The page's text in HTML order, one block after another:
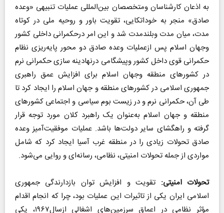
به اذعان کارشناسان ومتخصصان بین‌المللی عملیات تنبیهی «وعده
صادق» منجر به خوداتکایی، تقویت باور و روحیه ملی در کوتاه
مدت، میان مدت وبلندمدت شد و این امر درحکمرانی داخلی کشور
وجهان اسلام پس ازعملیات وعده صادق دو محور پایه‌ریزی نظام
حکمرانی قوی داخل کشور وپیشگامی درنهادینه سازی حکمرانی نرم
در کشورهای منطقه وجهان اسلام برای افزایش عمق راهبری
جمهوری اسلامی در کشورهای منطقه و جهان اسلام را ایجاد کرد تا
طی آن، حکمرانی نرم و در زیست بوم سیاسی و اجتماعی کشورهای
منطقه و جهان اسلام به‌عنوان یک راهبرد کلان مورد توجه قرار
گرفته و راهگشای سایر دولت‌ها باشد. عملیات موفقیت‌آمیز وعده
صادق تحولات زیادی را در منطقه غرب آسیا ایجاد کرد که شامل
مواردی از جمله تحولات امنیتی، نظامی، رسانه‌ای و روایی می‌شود.
تحولات امنیتی: تقویت و افزایش توان بازدارندگی جمهوری
اسلامی ایران یکی از تاثیرات این عملیات بود، چرا که انجام اقدام
مؤثر نظامی در اعماق سرزمین‌های اشغالی ازسال۱۹۶۷، یکی